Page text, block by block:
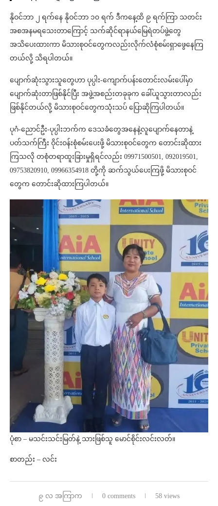
နိုဝင်ဘာ ၂ ရက်နေ နိုဝင်ဘာ ၁၀ ရက် ဒီကနေ့ထိ ၉ ရက်ကြာ သတင်း
အစအနမရသေးတာကြောင့် သက်ဆိုင်ရာနယ်မြေရဲတပ်ဖွဲ့တွေ
အသိပေးထားကာ မိသားစုဝင်တွေကလည်းလိုက်လံစုံစမ်းရှာဖွေနေကြ
တယ်လို့ သိရပါတယ်။
ပျောက်ဆုံးသွားသူတွေဟာ ပုပ္ပါး-ကျောက်ပန်းတောင်းလမ်းပေါ်မှာ
ပျောက်ဆုံးတာဖြစ်နိုင်ပြီး အဖွဲ့အစည်းတခုခုက ခေါ်ယူသွားတာလည်း
ဖြစ်နိုင်တယ်လို့ မိသားစုဝင်တွေကသုံးသပ် ပြောဆိုကြပါတယ်။
ပုဂံ-ညောင်ဦး-ပုပ္ပါးဘက်က ဒေသခံတွေအနေနဲ့လူပျောက်နေတာနဲ့
ပတ်သက်ကြီး ဝိုင်းဝန်းစုံစမ်းပေးဖို့ မိသားစုဝင်တွေက တောင်းဆိုထား
ကြသလို တစုံတရာထူးခြားမှုရှိရင်လည်း 09971500501, 092019501,
09753820910, 09966354918 တို့ကို ဆက်သွယ်ပေးကြဖို့ မိသားစုဝင်
တွေက တောင်းဆိုထားကြပါတယ်။
ပုံစာ – မသင်းသင်းမြတ်နဲ့ သားဖြစ်သူ မောင်စိုင်းလင်းလတ်။
စာတည်း – လင်း
၉ လ အကြာက 0 comments 58 views